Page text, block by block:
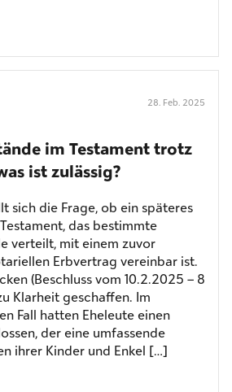
28. Feb. 2025
im Testament trotz
ist zulässig?
sich die Frage, ob ein späteres
das bestimmte
verteilt, mit einem zuvor
Erbvertrag vereinbar ist.
(Beschluss vom 10.2.2025 – 8
Klarheit geschaffen. Im
Fall hatten Eheleute einen
der eine umfassende
ihrer Kinder und Enkel […]